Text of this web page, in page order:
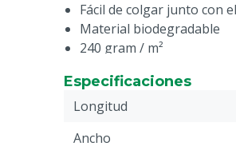
Fácil de colgar junto con
Material biodegradable
240 gram / m²
Ambos lados largos se
Especificaciones
Longitud
Ancho